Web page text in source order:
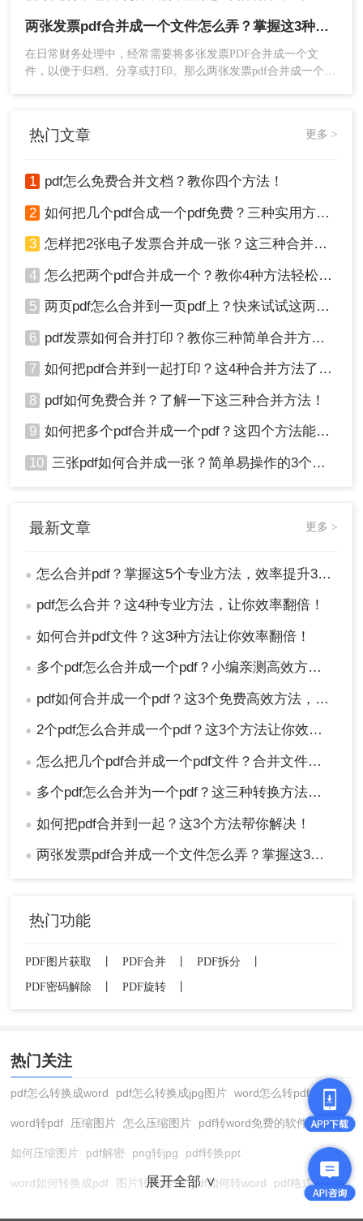
2、通过拖放或点击上传需要合并的多个PDF
文件
3、在网页界面中直观调整文件顺序，支持实
4、点击“开始转换”按钮，等待云端处理完成
5、下载合并后的单一PDF文件至本地
件会影响输出质量；注意合并文件总大小，部分免
费工具有大小限制；涉及敏感内容时，务必选择如
转转大师这类有明确隐私政策的平台。
方法三：通过浏览器插件实现快捷合并
供了一种轻量级解决方案。
优点：
操作路径极短，节省时间
与浏览器深度集成，使用方便
缺点：
功能相对基础，复杂格式可能出错
1、在Chrome或Edge商店中搜索“PDF
merge”等关键词
2、选择评分较高的插件（如Smallpdf、
3、安装后，浏览器工具栏会出现插件图标
现这一目标。那么如何把pdf合并到一起呢？本文将介绍几种常
用的方法来合并PDF文件，适合不同场景下的使用需求。
两张发票pdf合并成一个文件怎么弄？掌握这3种方法轻松合并！
在日常财务处理中，经常需要将多张发票PDF合并成一个文
件，以便于归档、分享或打印。那么两张发票pdf合并成一个文
热门文章 更多 >
1 pdf怎么免费合并文档？教你四个方法！
2 如何把几个pdf合成一个pdf免费？三种实用方法分享！
3 怎样把2张电子发票合并成一张？这三种合并方法学习一下!
4 怎么把两个pdf合并成一个？教你4种方法轻松完成合并！
5 两页pdf怎么合并到一页pdf上？快来试试这两种方法吧！
6 pdf发票如何合并打印？教你三种简单合并方法！
7 如何把pdf合并到一起打印？这4种合并方法了解一下！
8 pdf如何免费合并？了解一下这三种合并方法！
9 如何把多个pdf合并成一个pdf？这四个方法能帮助大家！
10 三张pdf如何合并成一张？简单易操作的3个方法！
最新文章 更多 >
● 怎么合并pdf？掌握这5个专业方法，效率提升300%！
● pdf怎么合并？这4种专业方法，让你效率翻倍！
● 如何合并pdf文件？这3种方法让你效率翻倍！
● 多个pdf怎么合并成一个pdf？小编亲测高效方法大公开！
● pdf如何合并成一个pdf？这3个免费高效方法，职场人必须掌握！
● 2个pdf怎么合并成一个pdf？这3个方法让你效率翻倍，安全省心！
● 怎么把几个pdf合并成一个pdf文件？合并文件的四大高效秘籍，总有一款适合你！
● 多个pdf怎么合并为一个pdf？这三种转换方法掌握好！
● 如何把pdf合并到一起？这3个方法帮你解决！
● 两张发票pdf合并成一个文件怎么弄？掌握这3种方法轻松合并！
热门功能
PDF图片获取 PDF合并 PDF拆分
PDF密码解除
PDF旋转
热门关注
pdf怎么转换成word pdf怎么转换成jpg图片 word怎么转pdf
word转pdf 压缩图片 怎么压缩图片 pdf转word免费的软件
如何压缩图片 pdf解密 png转jpg pdf转换ppt
word如何转换成pdf 图片转换格式 pdf如何转word pdf格式转换
展开全部 ∨